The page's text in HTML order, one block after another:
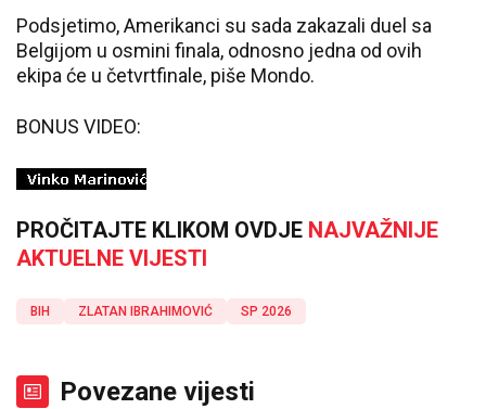
Podsjetimo, Amerikanci su sada zakazali duel sa
Belgijom u osmini finala, odnosno jedna od ovih
ekipa će u četvrtfinale, piše Mondo.
BONUS VIDEO:
PROČITAJTE KLIKOM OVDJE NAJVAŽNIJE
AKTUELNE VIJESTI
BIH ZLATAN IBRAHIMOVIĆ SP 2026
Povezane vijesti